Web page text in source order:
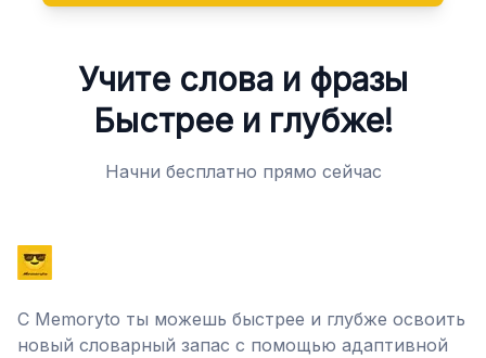
Учите слова и фразы
Быстрее и глубже!
Начни бесплатно прямо сейчас
С Memoryto ты можешь быстрее и глубже освоить
новый словарный запас с помощью адаптивной